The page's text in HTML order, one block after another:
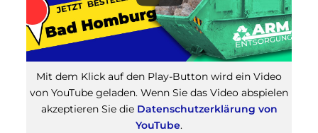
Mit dem Klick auf den Play-Button wird ein Video
von YouTube geladen. Wenn Sie das Video abspielen
akzeptieren Sie die Datenschutzerklärung von
YouTube.